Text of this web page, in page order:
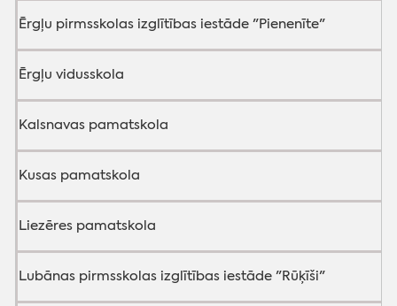
Ērgļu pirmsskolas izglītības iestāde "Pienenīte"
Ērgļu vidusskola
Kalsnavas pamatskola
Kusas pamatskola
Liezēres pamatskola
Lubānas pirmsskolas izglītības iestāde "Rūķīši"